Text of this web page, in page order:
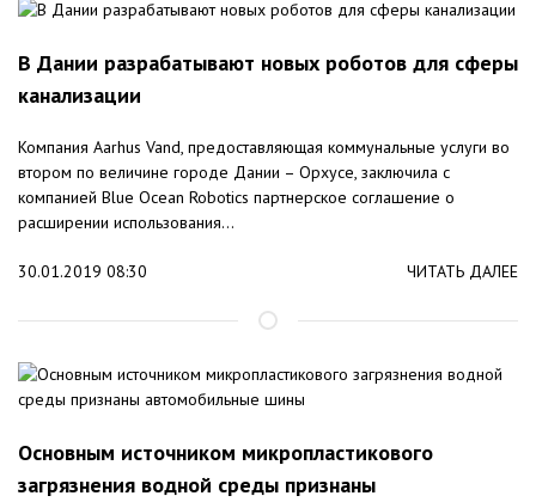
В Дании разрабатывают новых роботов для сферы
канализации
Компания Aarhus Vand, предоставляющая коммунальные услуги во
втором по величине городе Дании – Орхусе, заключила с
компанией Blue Ocean Robotics партнерское соглашение о
расширении использования...
30.01.2019 08:30 ЧИТАТЬ ДАЛЕЕ
Основным источником микропластикового
загрязнения водной среды признаны